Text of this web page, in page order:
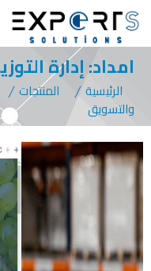
امداد: إدارة
الرئيسية المنتجات
والتسويق